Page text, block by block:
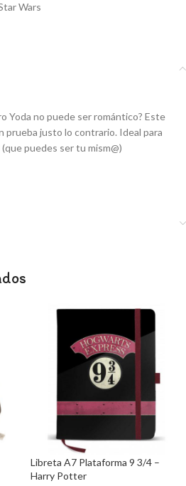
Wars
Yoda no puede ser romántico? Este
prueba justo lo contrario. Ideal para
puedes ser tu mism@)
Libreta A7 Plataforma 9 3/4 –
Harry Potter